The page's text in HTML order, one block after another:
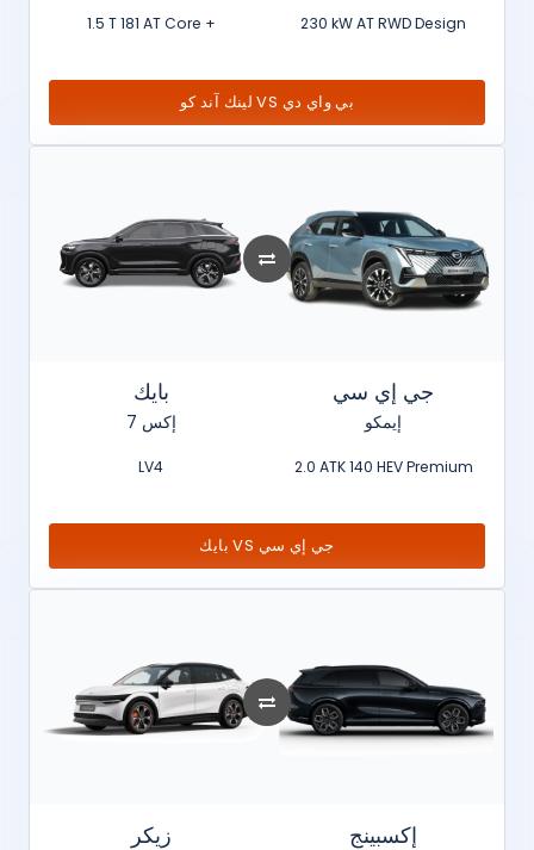
1.5 T 181 AT Core + 230 kW AT RWD Design
لينك آند كو VS بي واي دي
بايك
إكس 7
LV4
جي إي سي
إيمكو
2.0 ATK 140 HEV Premium
بايك VS جي إي سي
زيكر إكسبينج